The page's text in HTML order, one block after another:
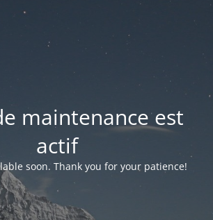
maintenance est
actif
soon. Thank you for your patience!